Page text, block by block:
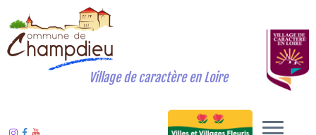
Village de caractère en Loire